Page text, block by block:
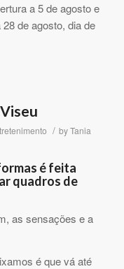
a 5 de agosto e
de agosto, dia de
/ byTania
é feita
quadros de
as sensações e a
é que vá até